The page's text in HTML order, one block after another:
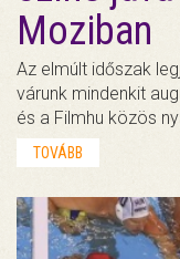
Moziban
Az elmúlt időszak
várunk mindenkit
és a Filmhu közös
TOVÁBB